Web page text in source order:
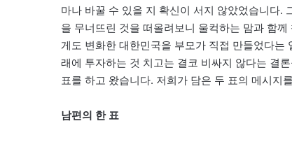
마나 바꿀 수 있을 지 확신이 서지 않았었습니다.
을 무너뜨린 것을 떠올려보니 울컥하는 맘과 함
게도 변화한 대한민국을 부모가 직접 만들었다는
래에 투자하는 것 치고는 결코 비싸지 않다는 결
표를 하고 왔습니다. 저희가 담은 두 표의 메시지
남편의 한 표